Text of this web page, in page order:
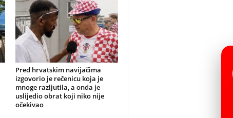
Pred hrvatskim navijačima
izgovorio je rečenicu koja je
mnoge razljutila, a onda je
uslijedio obrat koji niko nije
očekivao